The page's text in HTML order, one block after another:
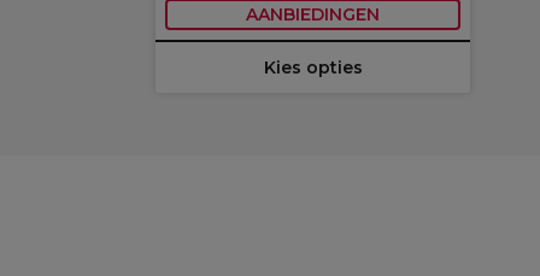
AANBIEDINGEN
Kies opties